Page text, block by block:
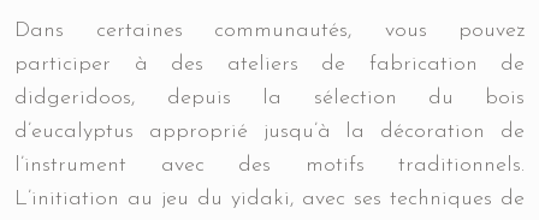
Dans certaines communautés, vous pouvez
participer à des ateliers de fabrication de
didgeridoos, depuis la sélection du bois
d’eucalyptus approprié jusqu’à la décoration de
l’instrument avec des motifs traditionnels.
L’initiation au jeu du yidaki, avec ses techniques de